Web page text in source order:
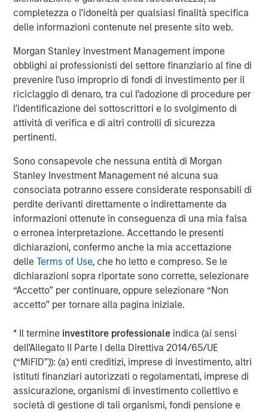
completezza o l’idoneità per qualsiasi finalità specifica
delle informazioni contenute nel presente sito web.
Morgan Stanley Investment Management impone
obblighi ai professionisti del settore finanziario al fine di
prevenire l’uso improprio di fondi di investimento per il
riciclaggio di denaro, tra cui l’adozione di procedure per
l’identificazione dei sottoscrittori e lo svolgimento di
attività di verifica e di altri controlli di sicurezza
pertinenti.
Sono consapevole che nessuna entità di Morgan
Stanley Investment Management né alcuna sua
consociata potranno essere considerate responsabili di
perdite derivanti direttamente o indirettamente da
informazioni ottenute in conseguenza di una mia falsa
o erronea interpretazione. Accettando le presenti
dichiarazioni, confermo anche la mia accettazione
delleTerms of Use, che ho letto e compreso. Se le
dichiarazioni sopra riportate sono corrette, selezionare
“Accetto” per continuare, oppure selezionare “Non
accetto” per tornare alla pagina iniziale.
* Il termine investitore professionale indica (ai sensi
dell’Allegato II Parte I della Direttiva 2014/65/UE
(“MiFID”)): (a) enti creditizi, imprese di investimento, altri
istituti finanziari autorizzati o regolamentati, imprese di
assicurazione, organismi di investimento collettivo e
società di gestione di tali organismi, fondi pensione e
additional 4 Bcf of storage capacity to the system.
Southern Star, said, “Morgan Stanley Infrastructure
Partners has been a very strong partner, and with their
support and guidance we have strategically grown our
capabilities and implemented critical operational
improvements across the system. Our customers should
expect further enhancements to service and flexibility.”
standard conditions, including expiration or termination
of the Hart-Scott-Rodino antitrust review period and
reaffirmation of credit ratings of certain outstanding
bonds. The seller received a limited amount of preferred
equity. Other terms of the transaction were not
disclosed.
About Morgan Stanley Infrastructure
Morgan Stanley Infrastructure (MSI), part of Morgan
investment and management platform with $4 billion
under management that focuses on assets providing
essential public goods and services to societies across
the globe. MSI employs a disciplined process to invest in
and manage diverse assets covering 11 sectors in eight
countries across four continents. With teams in North